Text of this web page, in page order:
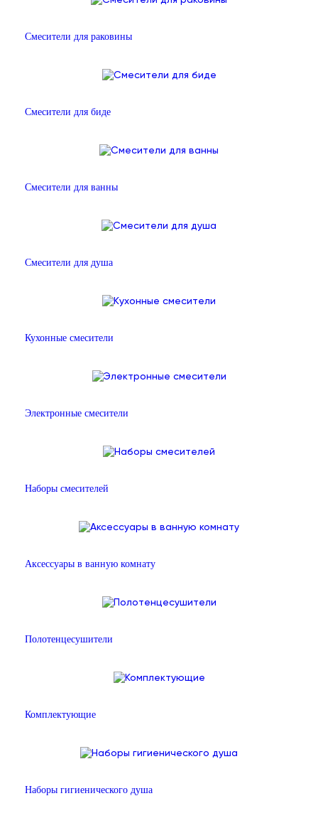
Смесители для раковины
Смесители для биде
Смесители для ванны
Смесители для душа
Кухонные смесители
Электронные смесители
Наборы смесителей
Аксессуары в ванную комнату
Полотенцесушители
Комплектующие
Наборы гигиенического душа